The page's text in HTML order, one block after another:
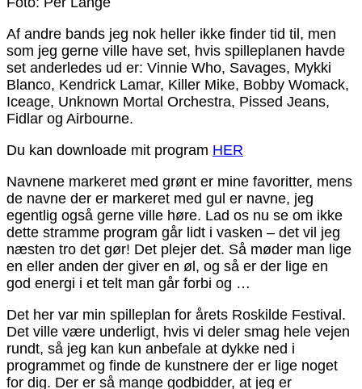
Af andre bands jeg nok heller ikke finder tid til, men
som jeg gerne ville have set, hvis spilleplanen havde
set anderledes ud er: Vinnie Who, Savages, Mykki
Blanco, Kendrick Lamar, Killer Mike, Bobby Womack,
Iceage, Unknown Mortal Orchestra, Pissed Jeans,
Fidlar og Airbourne.
Du kan downloade mit program HER
Navnene markeret med grønt er mine favoritter, mens
de navne der er markeret med gul er navne, jeg
egentlig også gerne ville høre. Lad os nu se om ikke
dette stramme program går lidt i vasken – det vil jeg
næsten tro det gør! Det plejer det. Så møder man lige
en eller anden der giver en øl, og så er der lige en
god energi i et telt man går forbi og …
Det her var min spilleplan for årets Roskilde Festival.
Det ville være underligt, hvis vi deler smag hele vejen
rundt, så jeg kan kun anbefale at dykke ned i
programmet og finde de kunstnere der er lige noget
for dig. Der er så mange godbidder, at jeg er